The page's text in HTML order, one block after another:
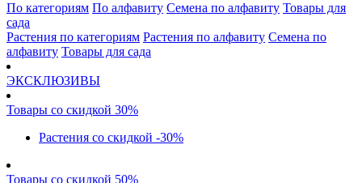
По категориям По алфавиту Семена по алфавиту Товары для
сада
Растения по категориям Растения по алфавиту Семена по
алфавиту Товары для сада
ЭКСКЛЮЗИВЫ
Товары со скидкой 30%
Растения со скидкой -30%
Товары со скидкой 50%